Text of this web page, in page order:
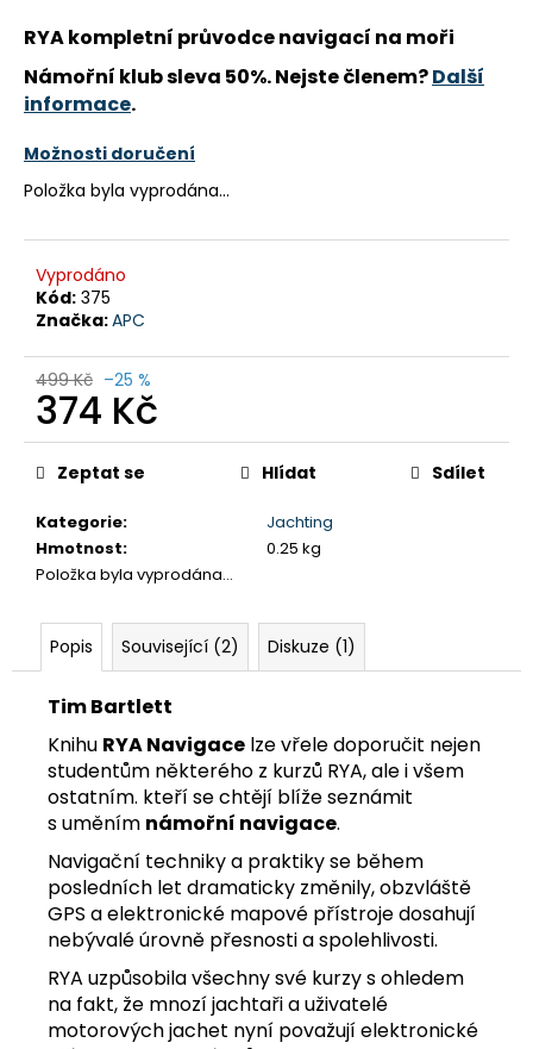
RYA kompletní průvodce navigací na moři
Námořní klub sleva 50%. Nejste členem?Další
informace.
Možnosti doručení
Položka byla vyprodána…
Vyprodáno
Kód: 375
Značka:APC
499 Kč –25 %
374 Kč
Měrná
cena:
Kategorie:
Jachting
Hmotnost:
0.25 kg
Položka byla vyprodána…
Zeptat se Hlídat Sdílet
Popis Související (2) Diskuze (1)
Tim Bartlett
Knihu RYA Navigace lze vřele doporučit nejen
studentům některého z kurzů RYA, ale i všem
ostatním. kteří se chtějí blíže seznámit
s uměním námořní navigace.
Navigační techniky a praktiky se během
posledních let dramaticky změnily, obzvláště
GPS a elektronické mapové přístroje dosahují
nebývalé úrovně přesnosti a spolehlivosti.
RYA uzpůsobila všechny své kurzy s ohledem
na fakt, že mnozí jachtaři a uživatelé
motorových jachet nyní považují elektronické
a
j
í
t
?
D
o
p
o
u
č
u
e
PRŮVODCE
SVĚTEM
PLASTIKOVÉHO
MODELÁŘE
DIORÁMY
VINĚTY
349
Kč